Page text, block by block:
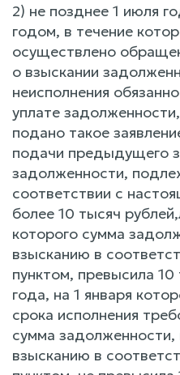
2) не позднее 1 июля
годом, в течение
осуществлено
о взыскании
неисполнения
уплате
подано такое
подачи предыдущего
задолженности,
соответствии с
более 10 тысяч
которого сумма
взысканию в
пунктом, превысила
года, на 1 января
срока исполнения
сумма
взысканию в